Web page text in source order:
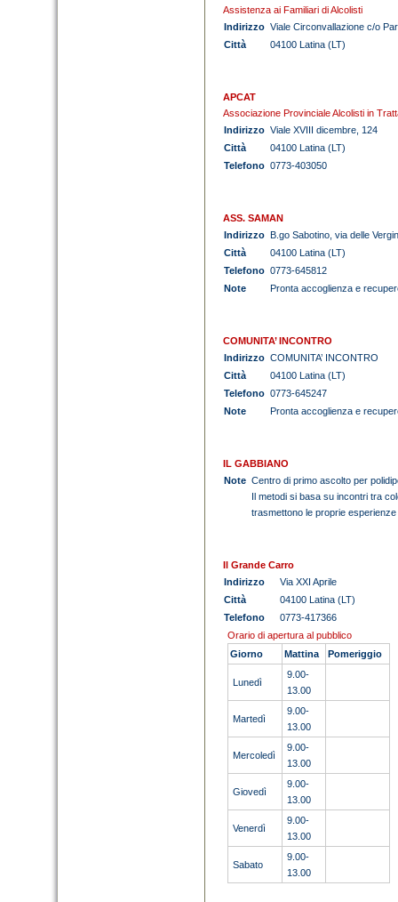
Assistenza ai Familiari di Alcolisti
Indirizzo Viale Circonvallazione c/o
Città
04100 Latina (LT)
APCAT
Associazione Provinciale Alcolisti in
Indirizzo Viale XVIII dicembre, 124
Città
04100 Latina (LT)
Telefono 0773-403050
ASS. SAMAN
Indirizzo B.go Sabotino, via delle
Città
04100 Latina (LT)
Telefono 0773-645812
Note
Pronta accoglienza e
COMUNITA’ INCONTRO
Indirizzo COMUNITA’ INCONTRO
Città
04100 Latina (LT)
Telefono 0773-645247
Note
Pronta accoglienza e
IL GABBIANO
Note Centro di primo ascolto per
Il metodi si basa su incontri tra
trasmettono le proprie
Il Grande Carro
Indirizzo
Via XXI Aprile
Città
04100 Latina (LT)
Telefono
0773-417366
Orario di apertura al pubblico
Giorno
Mattina Pomeriggio
Lunedì
9.00-
13.00
Martedì
9.00-
13.00
Mercoledì
9.00-
13.00
Giovedì
9.00-
13.00
Venerdì
9.00-
13.00
Sabato
9.00-
13.00